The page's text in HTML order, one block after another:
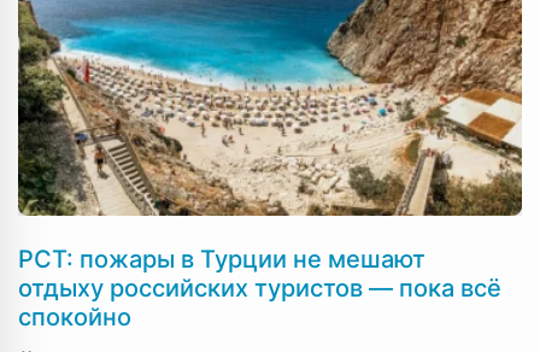
РСТ: пожары в Турции не мешают
отдыху российских туристов — пока всё
спокойно